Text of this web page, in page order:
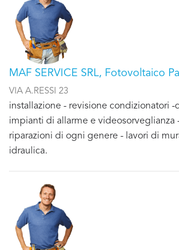
MAF SERVICE SRL, Fotovoltaico
VIA A.RESSI 23
installazione - revisione condizionatori -
impianti di allarme e videosorveglianza
riparazioni di ogni genere - lavori di
idraulica.